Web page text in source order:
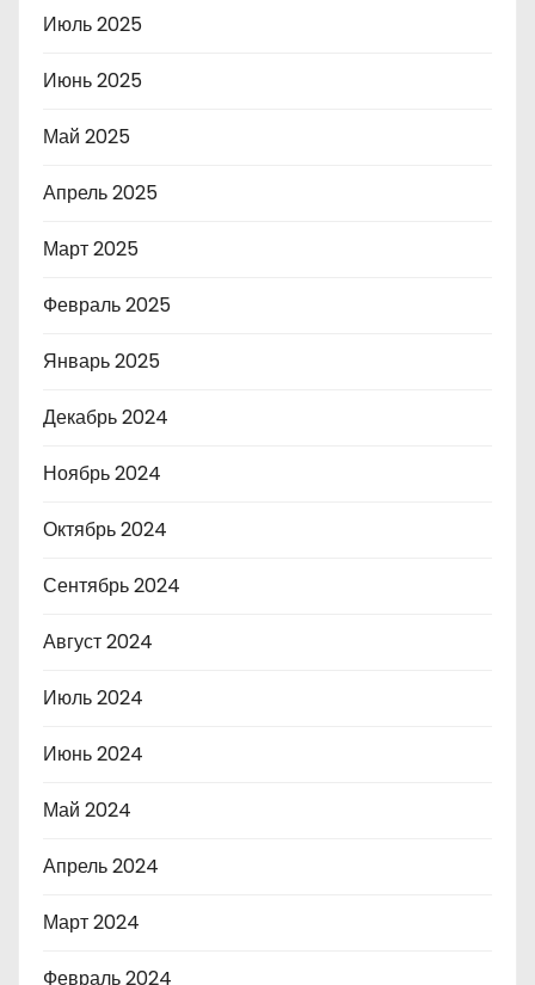
Июль 2025
Июнь 2025
Май 2025
Апрель 2025
Март 2025
Февраль 2025
Январь 2025
Декабрь 2024
Ноябрь 2024
Октябрь 2024
Сентябрь 2024
Август 2024
Июль 2024
Июнь 2024
Май 2024
Апрель 2024
Март 2024
Февраль 2024